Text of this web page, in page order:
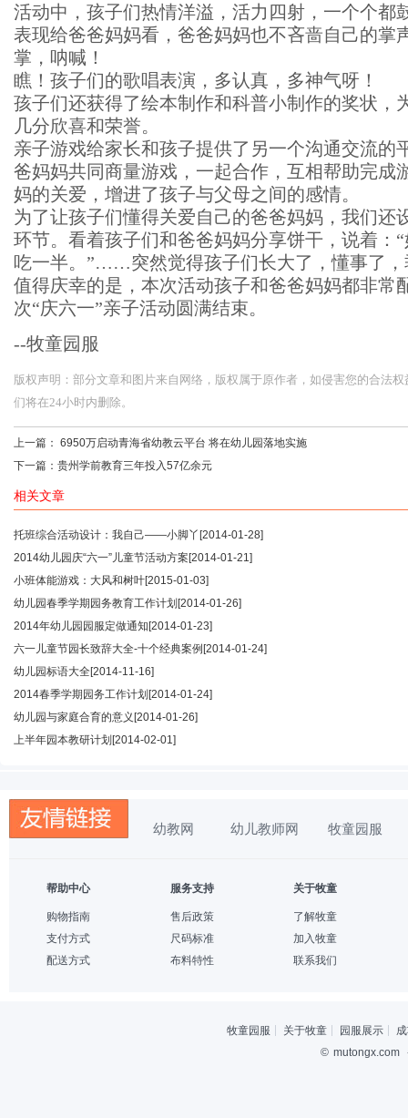
活动中，孩子们热情洋溢，活力四射，一个个都
表现给爸爸妈妈看，爸爸妈妈也不吝啬自己的掌
掌，呐喊！
瞧！孩子们的歌唱表演，多认真，多神气呀！
孩子们还获得了绘本制作和科普小制作的奖状，
几分欣喜和荣誉。
亲子游戏给家长和孩子提供了另一个沟通交流的
爸妈妈共同商量游戏，一起合作，互相帮助完成
妈的关爱，增进了孩子与父母之间的感情。
为了让孩子们懂得关爱自己的爸爸妈妈，我们还
环节。看着孩子们和爸爸妈妈分享饼干，说着：
吃一半。”……突然觉得孩子们长大了，懂事了，
值得庆幸的是，本次活动孩子和爸爸妈妈都非常
次“庆六一”亲子活动圆满结束。
--牧童园服
版权声明：部分文章和图片来自网络，版权属于原作者，如侵害您的合法
们将在24小时内删除。
上一篇： 6950万启动青海省幼教云平台 将在幼儿园落地实施
下一篇： 贵州学前教育三年投入57亿余元
相关文章
托班综合活动设计：我自己——小脚丫 [2014-01-28]
2014幼儿园庆“六一”儿童节活动方案 [2014-01-21]
小班体能游戏：大风和树叶[2015-01-03]
幼儿园春季学期园务教育工作计划 [2014-01-26]
2014年幼儿园园服定做通知 [2014-01-23]
六一儿童节园长致辞大全-十个经典案例 [2014-01-24]
幼儿园标语大全[2014-11-16]
2014春季学期园务工作计划 [2014-01-24]
幼儿园与家庭合育的意义 [2014-01-26]
上半年园本教研计划 [2014-02-01]
幼教网 幼儿教师网 牧童园服
帮助中心
购物指南
支付方式
配送方式
服务支持
售后政策
尺码标准
布料特性
关于牧童
了解牧童
加入牧童
联系我们
牧童园服 关于牧童 园服展示
© mutongx.com